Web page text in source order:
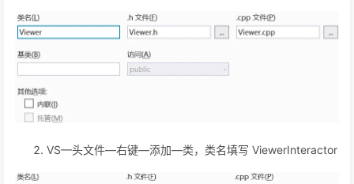
VS—头文件—右键—添加—类，类名填写 ViewerInteractor